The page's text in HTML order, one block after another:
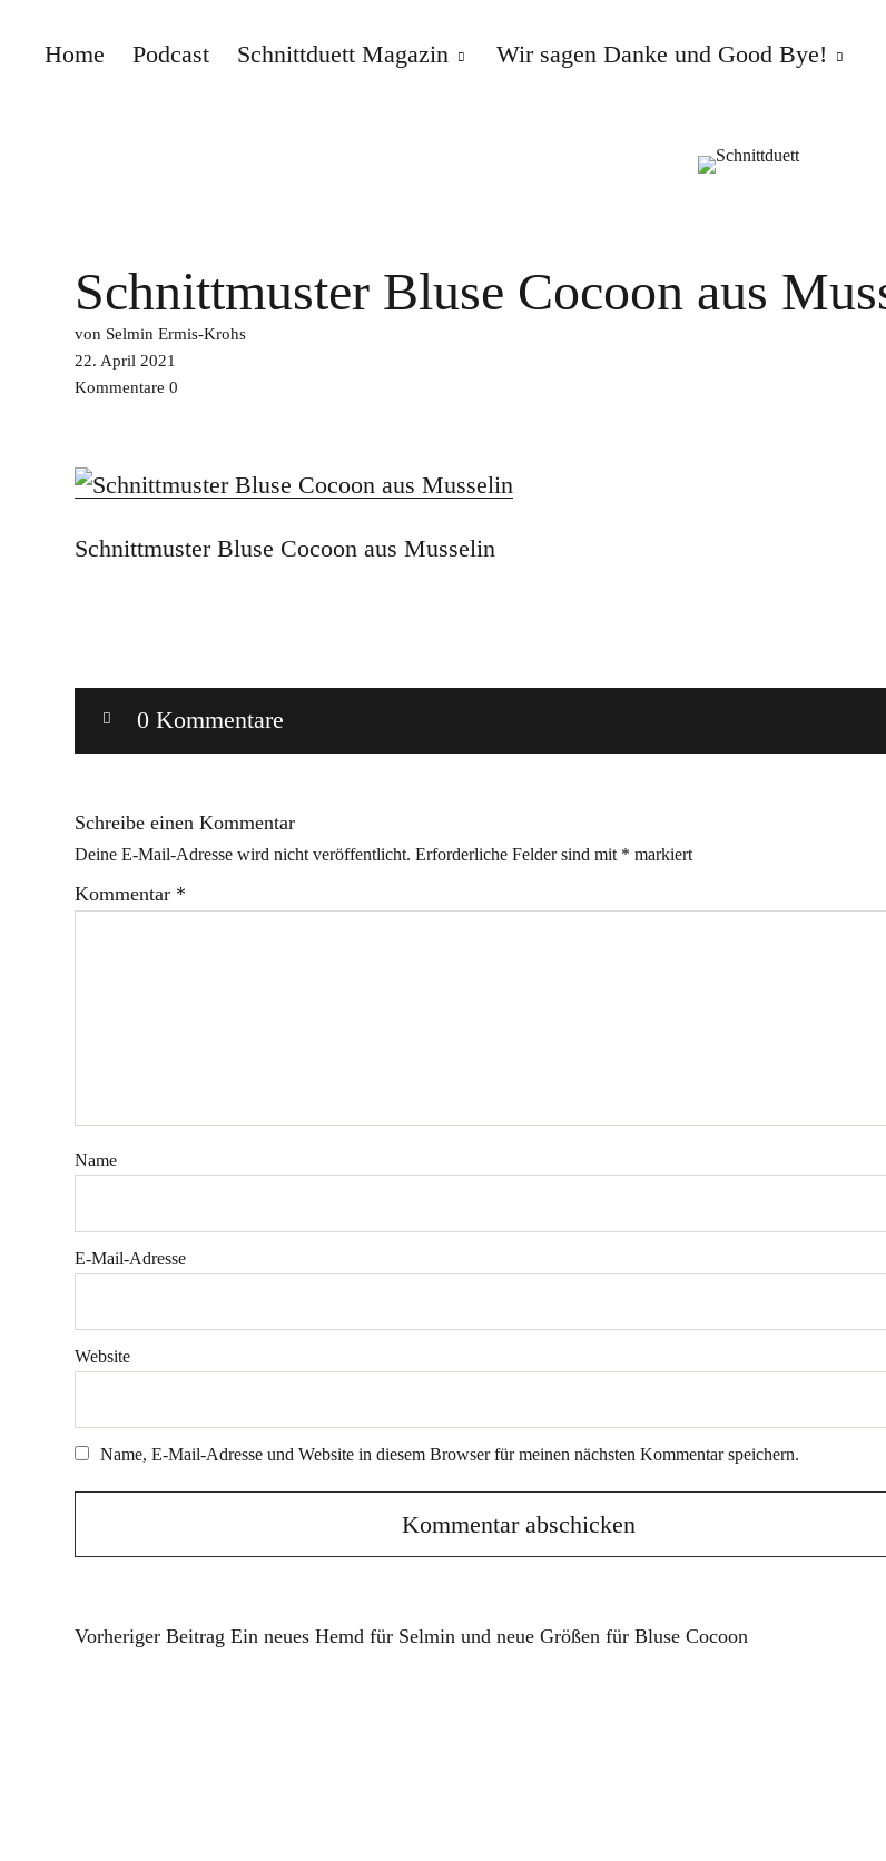
Home Podcast Schnittduett Magazin Wir sagen Danke und Good Bye!
Schnittmuster Bluse Cocoon aus
von Selmin Ermis-Krohs
22. April 2021
Kommentare 0
Schnittmuster Bluse Cocoon aus Musselin
0 Kommentare
Schreibe einen Kommentar
Deine E-Mail-Adresse wird nicht veröffentlicht. Erforderliche Felder sind mit * markiert
Kommentar *
Name
E-Mail-Adresse
Website
Name, E-Mail-Adresse und Website in diesem Browser für meinen nächsten Kommentar speichern.
Vorheriger Beitrag Ein neues Hemd für Selmin und neue Größen für Bluse Cocoon